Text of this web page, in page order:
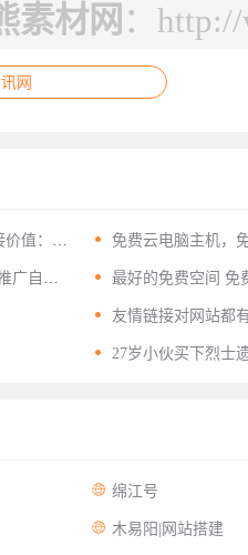
素材网 ：
网
价值：揭  免费云电脑主机，
广自己  最好的免费空间 免
 友情链接对网站都
 27岁小伙买下烈士
 绵江号
 木易阳|网站搭建